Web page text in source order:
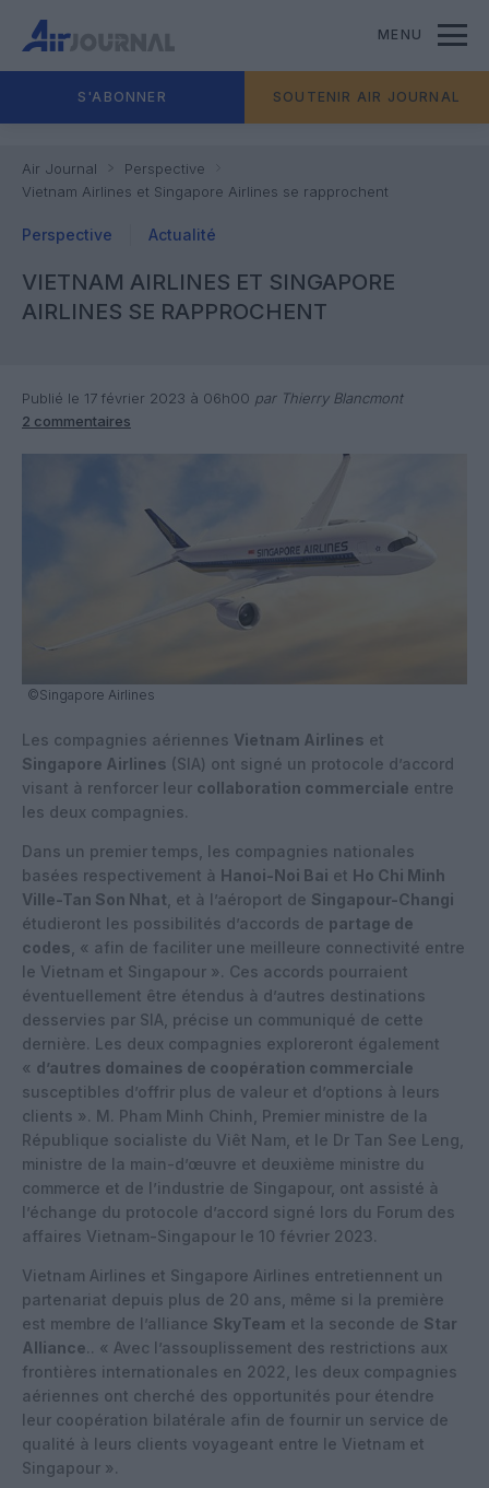
MENU
S'ABONNER SOUTENIR AIR JOURNAL
Air Journal
Perspective
Vietnam Airlines et Singapore Airlines se rapprochent
Perspective Actualité
VIETNAM AIRLINES ET SINGAPORE
AIRLINES SE RAPPROCHENT
Publié le 17 février 2023 à 06h00 par Thierry Blancmont
2 commentaires
©Singapore Airlines
Les compagnies aériennes Vietnam Airlines et
Singapore Airlines (SIA) ont signé un protocole d’accord
visant à renforcer leur collaboration commerciale entre
les deux compagnies.
Dans un premier temps, les compagnies nationales
basées respectivement à Hanoi-Noi Bai et Ho Chi Minh
Ville-Tan Son Nhat , et à l’aéroport de Singapour-Changi
étudieront les possibilités d’accords de partage de
codes , « afin de faciliter une meilleure connectivité entre
le Vietnam et Singapour ». Ces accords pourraient
éventuellement être étendus à d’autres destinations
desservies par SIA, précise un communiqué de cette
dernière. Les deux compagnies exploreront également
« d’autres domaines de coopération commerciale
susceptibles d’offrir plus de valeur et d’options à leurs
clients ». M. Pham Minh Chinh, Premier ministre de la
République socialiste du Viêt Nam, et le Dr Tan See Leng,
ministre de la main-d’œuvre et deuxième ministre du
commerce et de l’industrie de Singapour, ont assisté à
l’échange du protocole d’accord signé lors du Forum des
affaires Vietnam-Singapour le 10 février 2023.
Vietnam Airlines et Singapore Airlines entretiennent un
partenariat depuis plus de 20 ans, même si la première
est membre de l’alliance SkyTeam et la seconde de Star
Alliance.. « Avec l’assouplissement des restrictions aux
frontières internationales en 2022, les deux compagnies
aériennes ont cherché des opportunités pour étendre
leur coopération bilatérale afin de fournir un service de
qualité à leurs clients voyageant entre le Vietnam et
Singapour ».